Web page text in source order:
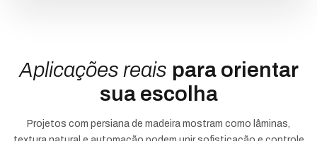
Aplicações reais para orientar
sua escolha
Projetos com persiana de madeira mostram como lâminas,